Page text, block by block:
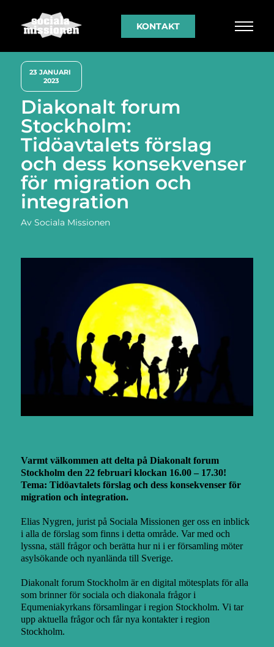
KONTAKT
23 JANUARI
2023
Diakonalt forum
Stockholm:
Tidöavtalets förslag
och dess konsekvenser
för migration och
integration
Av Sociala Missionen
Varmt välkommen att delta på Diakonalt forum
Stockholm den 22 februariklockan 16.00 – 17.30!
Tema: Tidöavtalets förslag och dess konsekvenser för
migration och integration.
Elias Nygren, jurist på Sociala Missionen ger oss en inblick
i alla de förslag som finns i detta område. Var med och
lyssna, ställ frågor och berätta hur ni i er församling möter
asylsökande och nyanlända till Sverige.
Diakonalt forum Stockholm är en digital mötesplats för alla
som brinner för sociala och diakonala frågor i
Equmeniakyrkans församlingar i region Stockholm. Vi tar
upp aktuella frågor och får nya kontakter i region
Stockholm.